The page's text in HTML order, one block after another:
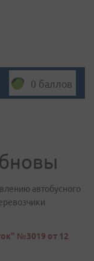
0 баллов
автобусного
№3019 от 12